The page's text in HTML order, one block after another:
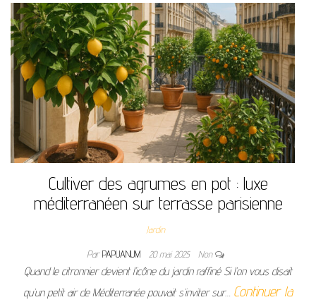
Cultiver des agrumes en pot : luxe
méditerranéen sur terrasse parisienne
Jardin
ParPAPUANUM 20 mai 2025 Non
Quand le citronnier devient l’icône du jardin raffiné Si l’on vous disait
qu’un petit air de Méditerranée pouvait s’inviter sur… Continuer la